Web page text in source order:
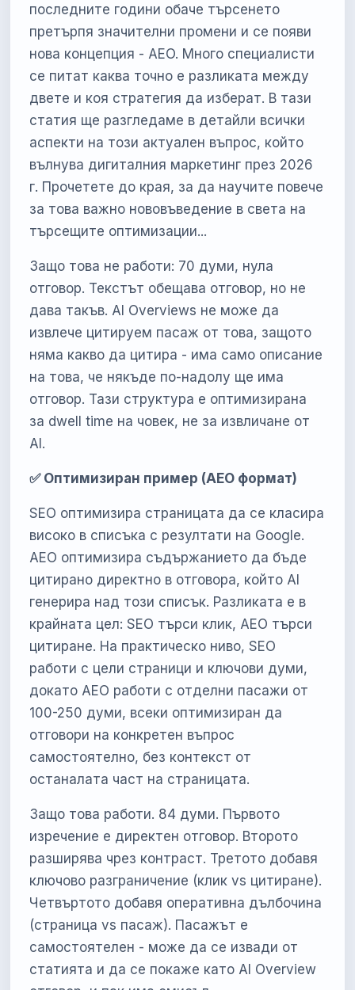
последните години обаче търсенето
претърпя значителни промени и се появи
нова концепция - AEO. Много специалисти
се питат каква точно е разликата между
двете и коя стратегия да изберат. В тази
статия ще разгледаме в детайли всички
аспекти на този актуален въпрос, който
вълнува дигиталния маркетинг през 2026
г. Прочетете до края, за да научите повече
за това важно нововъведение в света на
търсещите оптимизации...
Защо това не работи: 70 думи, нула
отговор. Текстът обещава отговор, но не
дава такъв. AI Overviews не може да
извлече цитируем пасаж от това, защото
няма какво да цитира - има само описание
на това, че някъде по-надолу ще има
отговор. Тази структура е оптимизирана
за dwell time на човек, не за извличане от
AI.
✅ Оптимизиран пример (AEO формат)
SEO оптимизира страницата да се класира
високо в списъка с резултати на Google.
AEO оптимизира съдържанието да бъде
цитирано директно в отговора, който AI
генерира над този списък. Разликата е в
крайната цел: SEO търси клик, AEO търси
цитиране. На практическо ниво, SEO
работи с цели страници и ключови думи,
докато AEO работи с отделни пасажи от
100-250 думи, всеки оптимизиран да
отговори на конкретен въпрос
самостоятелно, без контекст от
останалата част на страницата.
Защо това работи. 84 думи. Първото
изречение е директен отговор. Второто
разширява чрез контраст. Третото добавя
ключово разграничение (клик vs цитиране).
Четвъртото добавя оперативна дълбочина
(страница vs пасаж). Пасажът е
самостоятелен - може да се извади от
статията и да се покаже като AI Overview